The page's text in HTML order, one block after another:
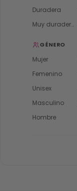
Duradera
Muy duradera
GÉNERO
Mujer
Femenino
Unisex
Masculino
Hombre